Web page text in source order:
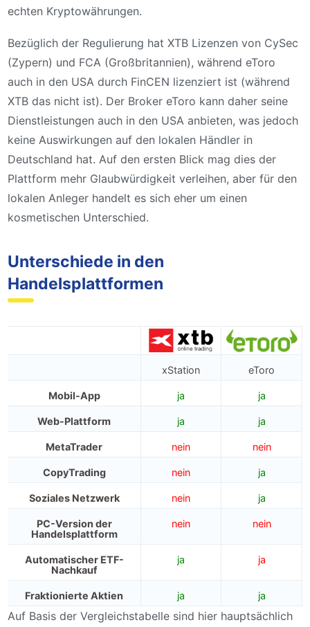
echten Kryptowährungen.
Bezüglich der Regulierung hat XTB Lizenzen von CySec
(Zypern) und FCA (Großbritannien), während eToro
auch in den USA durch FinCEN lizenziert ist (während
XTB das nicht ist). Der Broker eToro kann daher seine
Dienstleistungen auch in den USA anbieten, was jedoch
keine Auswirkungen auf den lokalen Händler in
Deutschland hat. Auf den ersten Blick mag dies der
Plattform mehr Glaubwürdigkeit verleihen, aber für den
lokalen Anleger handelt es sich eher um einen
kosmetischen Unterschied.
Unterschiede in den
Handelsplattformen
xStation eToro
Mobil-App ja️ ja️
Web-Plattform ja️ ja️
MetaTrader nein nein
CopyTrading nein ja️
Soziales Netzwerk nein ja️
PC-Version der
Handelsplattform
nein nein
Automatischer ETF-
Nachkauf
ja️ ja
Fraktionierte Aktien ja️ ja️
Auf Basis der Vergleichstabelle sind hier hauptsächlich